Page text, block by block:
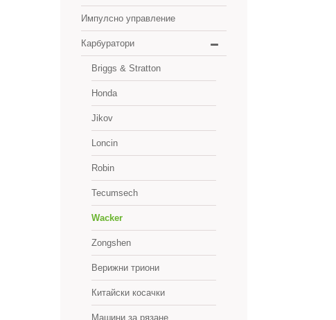
Импулсно управление
Карбуратори
Briggs & Stratton
Honda
Jikov
Loncin
Robin
Tecumsech
Wacker
Zongshen
Верижни триони
Китайски косачки
Машини за рязане